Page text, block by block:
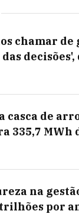
chamar de
decisões',
de
335,7 MWh
na
por